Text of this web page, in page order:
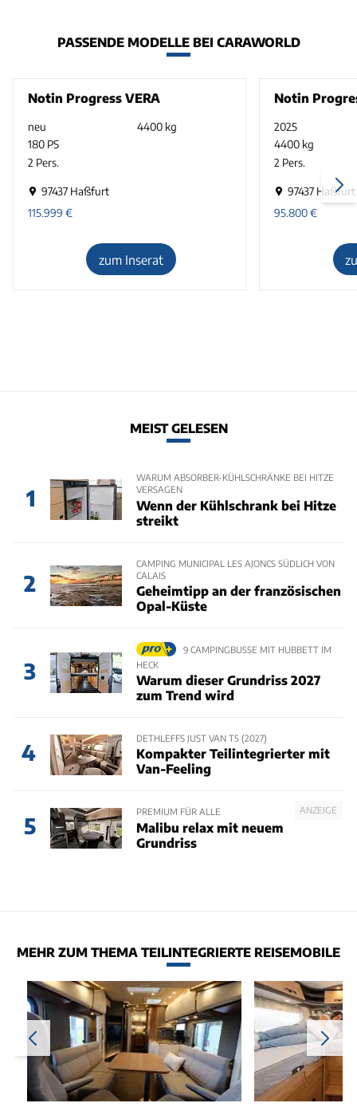
PASSENDE MODELLE BEI CARAWORLD
Notin Progress VERA
neu
4400 kg
180 PS
2 Pers.
97437 Haßfurt
115.999 €
zum Inserat
Notin
2025
4400 kg
2 Pers.
97437 Haßfurt
95.800€
MEIST GELESEN
1
WARUM ABSORBER-KÜHLSCHRÄNKE BEI HITZE
VERSAGEN
Wenn der Kühlschrank bei Hitze
streikt
2
CAMPING MUNICIPAL LES AJONCS SÜDLICH VON
CALAIS
Geheimtipp an der französischen
Opal-Küste
3
9 CAMPINGBUSSE MIT HUBBETT IM
HECK
Warum dieser Grundriss 2027
zum Trend wird
4
DETHLEFFS JUST VAN T5 (2027)
Kompakter Teilintegrierter mit
Van-Feeling
5
ANZEIGE
PREMIUM FÜR ALLE
Malibu relax mit neuem
Grundriss
MEHR ZUM THEMA TEILINTEGRIERTE REISEMOBILE